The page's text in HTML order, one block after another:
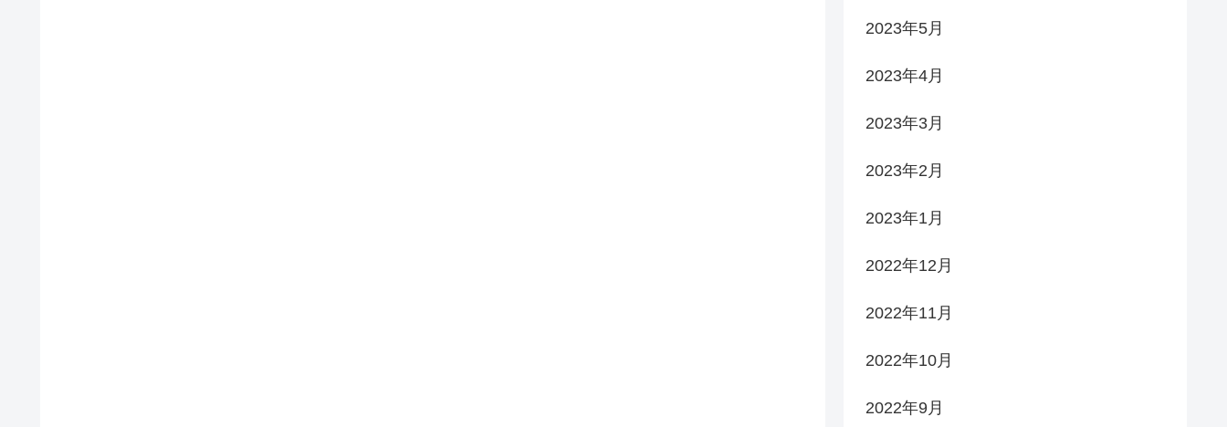
2023年5月
2023年4月
2023年3月
2023年2月
2023年1月
2022年12月
2022年11月
2022年10月
2022年9月